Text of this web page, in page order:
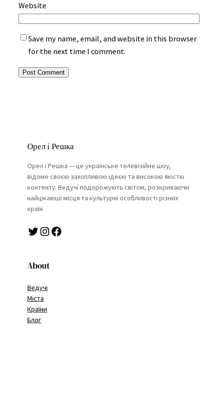
Website
Save my name, email, and website in this browser
for the next time I comment.
Орел і Решка
Орел і Решка — це українське телевізійне шоу,
відоме своєю захопливою ідеєю та високою якістю
контенту. Ведучі подорожують світом, розкриваючи
найцікавіші місця та культурні особливості різних
країн
Twitter Instagram Facebook
About
Ведучі
Міста
Країни
Блог